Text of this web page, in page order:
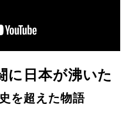
に日本が沸いた
を超えた物語